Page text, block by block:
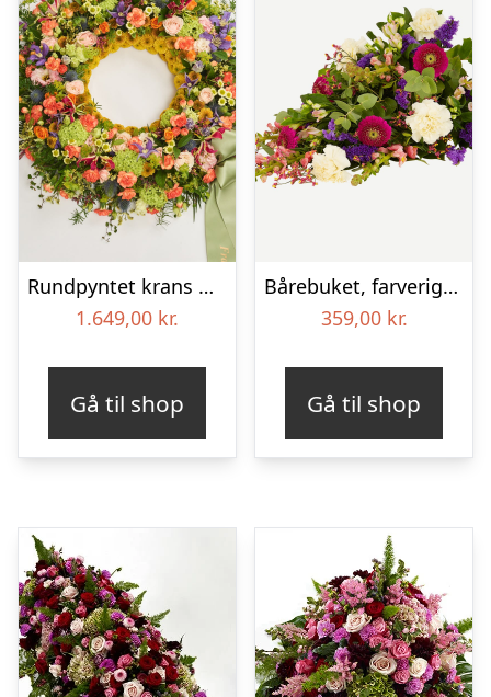
Rundpyntet krans med bånd – Et farverigt farvel
1.649,00 kr.
Gå til shop
Bårebuket, farverig (Floristens kreative valg)
359,00 kr.
Gå til shop